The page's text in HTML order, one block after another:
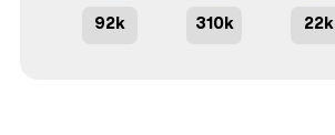
92k 310k 22k